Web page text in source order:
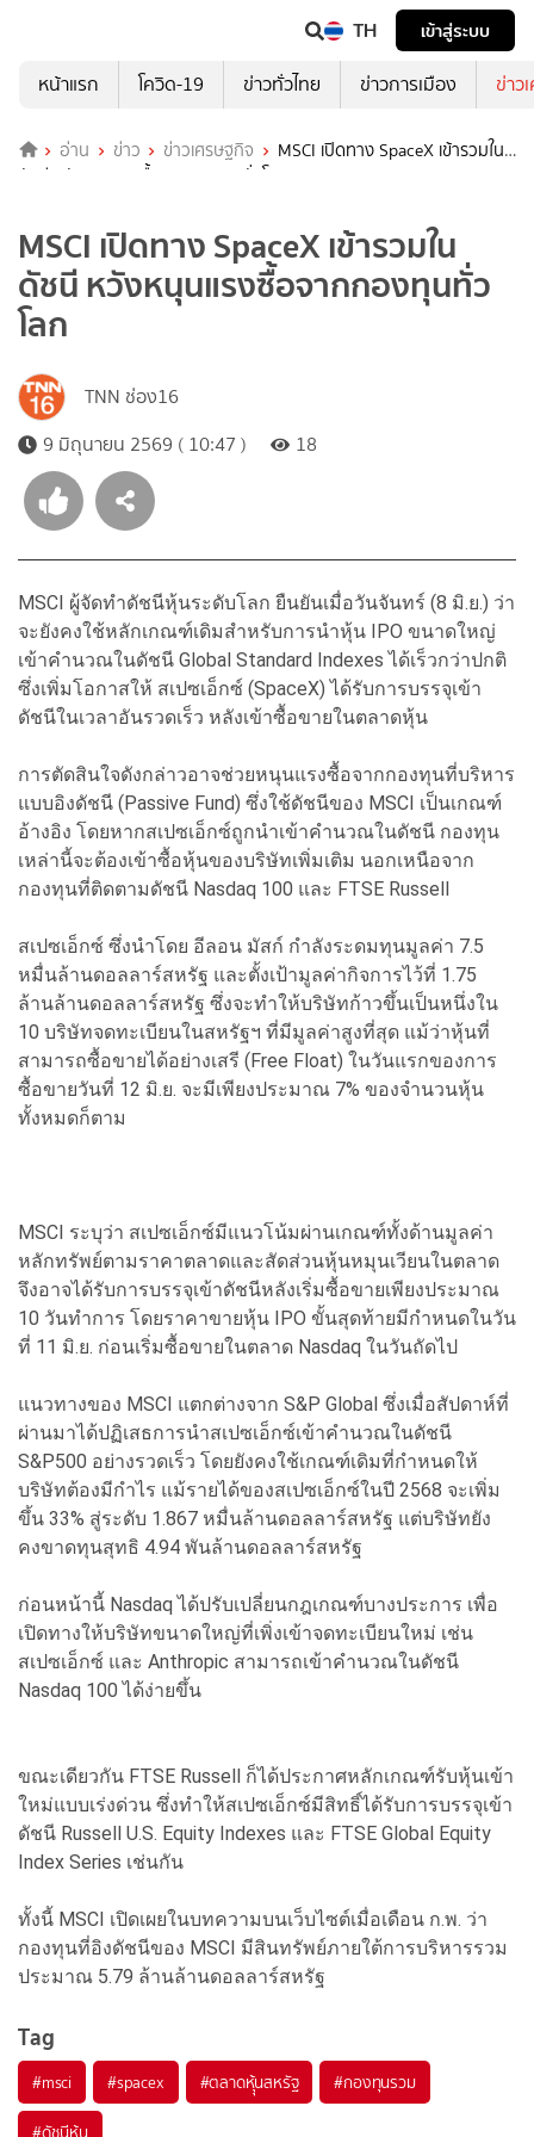
TH
เข้าสู่ระบบ
หน้าแรก
โควิด-19 ข่าวทั่วไทย ข่าวการเมือง ข่าว
อ่าน ข่าว ข่าวเศรษฐกิจ
MSCI เปิดทาง SpaceX เข้ารวมใน
ดัชนี หวังหนุนแรงซื้อจากกองทุนทั่วโลก
MSCI เปิดทาง SpaceX เข้ารวมใน
ดัชนี หวังหนุนแรงซื้อจากกองทุนทั่ว
โลก
TNN ช่อง16
9 มิถุนายน 2569 ( 10:47 )
18
MSCI ผู้จัดทำดัชนีหุ้นระดับโลก ยืนยันเมื่อวันจันทร์ (8 มิ.ย.) ว่า
จะยังคงใช้หลักเกณฑ์เดิมสำหรับการนำหุ้น IPO ขนาดใหญ่
เข้าคำนวณในดัชนี Global Standard Indexes ได้เร็วกว่าปกติ
ซึ่งเพิ่มโอกาสให้ สเปซเอ็กซ์ (SpaceX) ได้รับการบรรจุเข้า
ดัชนีในเวลาอันรวดเร็ว หลังเข้าซื้อขายในตลาดหุ้น
การตัดสินใจดังกล่าวอาจช่วยหนุนแรงซื้อจากกองทุนที่บริหาร
แบบอิงดัชนี (Passive Fund) ซึ่งใช้ดัชนีของ MSCI เป็นเกณฑ์
อ้างอิง โดยหากสเปซเอ็กซ์ถูกนำเข้าคำนวณในดัชนี กองทุน
เหล่านี้จะต้องเข้าซื้อหุ้นของบริษัทเพิ่มเติม นอกเหนือจาก
กองทุนที่ติดตามดัชนี Nasdaq 100 และ FTSE Russell
สเปซเอ็กซ์ ซึ่งนำโดย อีลอน มัสก์ กำลังระดมทุนมูลค่า 7.5
หมื่นล้านดอลลาร์สหรัฐ และตั้งเป้ามูลค่ากิจการไว้ที่ 1.75
ล้านล้านดอลลาร์สหรัฐ ซึ่งจะทำให้บริษัทก้าวขึ้นเป็นหนึ่งใน
10 บริษัทจดทะเบียนในสหรัฐฯ ที่มีมูลค่าสูงที่สุด แม้ว่าหุ้นที่
สามารถซื้อขายได้อย่างเสรี (Free Float) ในวันแรกของการ
ซื้อขายวันที่ 12 มิ.ย. จะมีเพียงประมาณ 7% ของจำนวนหุ้น
ทั้งหมดก็ตาม
MSCI ระบุว่า สเปซเอ็กซ์มีแนวโน้มผ่านเกณฑ์ทั้งด้านมูลค่า
หลักทรัพย์ตามราคาตลาดและสัดส่วนหุ้นหมุนเวียนในตลาด
จึงอาจได้รับการบรรจุเข้าดัชนีหลังเริ่มซื้อขายเพียงประมาณ
10 วันทำการ โดยราคาขายหุ้น IPO ขั้นสุดท้ายมีกำหนดในวัน
ที่ 11 มิ.ย. ก่อนเริ่มซื้อขายในตลาด Nasdaq ในวันถัดไป
แนวทางของ MSCI แตกต่างจาก S&P Global ซึ่งเมื่อสัปดาห์ที่
ผ่านมาได้ปฏิเสธการนำสเปซเอ็กซ์เข้าคำนวณในดัชนี
S&P500 อย่างรวดเร็ว โดยยังคงใช้เกณฑ์เดิมที่กำหนดให้
บริษัทต้องมีกำไร แม้รายได้ของสเปซเอ็กซ์ในปี 2568 จะเพิ่ม
ขึ้น 33% สู่ระดับ 1.867 หมื่นล้านดอลลาร์สหรัฐ แต่บริษัทยัง
คงขาดทุนสุทธิ 4.94 พันล้านดอลลาร์สหรัฐ
ก่อนหน้านี้ Nasdaq ได้ปรับเปลี่ยนกฎเกณฑ์บางประการ เพื่อ
เปิดทางให้บริษัทขนาดใหญ่ที่เพิ่งเข้าจดทะเบียนใหม่ เช่น
สเปซเอ็กซ์ และ Anthropic สามารถเข้าคำนวณในดัชนี
Nasdaq 100 ได้ง่ายขึ้น
ขณะเดียวกัน FTSE Russell ก็ได้ประกาศหลักเกณฑ์รับหุ้นเข้า
ใหม่แบบเร่งด่วน ซึ่งทำให้สเปซเอ็กซ์มีสิทธิ์ได้รับการบรรจุเข้า
ดัชนี Russell U.S. Equity Indexes และ FTSE Global Equity
Index Series เช่นกัน
ทั้งนี้ MSCI เปิดเผยในบทความบนเว็บไซต์เมื่อเดือน ก.พ. ว่า
กองทุนที่อิงดัชนีของ MSCI มีสินทรัพย์ภายใต้การบริหารรวม
ประมาณ 5.79 ล้านล้านดอลลาร์สหรัฐ
Tag
#msci #spacex #ตลาดหุุ้นสหรัฐ #กองทุนรวม
#ดัชนีหุ้น